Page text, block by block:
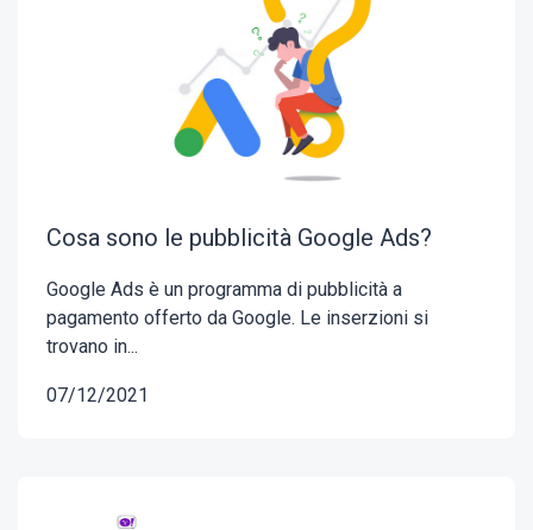
Cosa sono le pubblicità Google Ads?
Google Ads è un programma di pubblicità a
pagamento offerto da Google. Le inserzioni si
trovano in...
07/12/2021